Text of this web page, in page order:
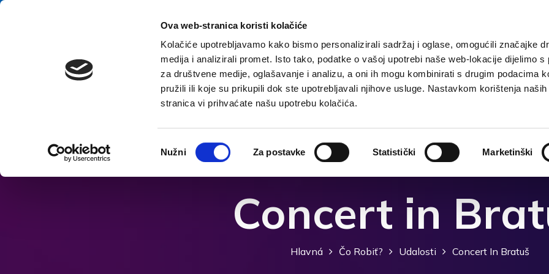
Ova web-stranica koristi kolačiće
Kolačiće upotrebljavamo kako bismo personalizirali sadržaj i oglase, omogućili značajke
medija i analizirali promet. Isto tako, podatke o vašoj upotrebi naše web-lokacije dijelimo s
za društvene medije, oglašavanje i analizu, a oni ih mogu kombinirati s drugim podacima
pružili ili koje su prikupili dok ste upotrebljavali njihove usluge. Nastavkom korištenja
stranica vi prihvaćate našu upotrebu kolačića.
pristanka
Nužni Za postavke Statistički Marketinški
Preskočiť na obsah
Hlavná Destinácia Ubytovanje Čo robiť?
Concert in
Hlavná Čo Robiť? Udalosti Concert In Bratuš